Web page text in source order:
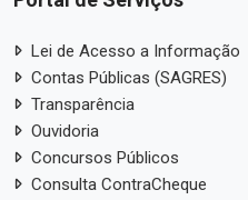
Lei de Acesso a Informação
Contas Públicas (SAGRES)
Transparência
Ouvidoria
Concursos Públicos
Consulta ContraCheque